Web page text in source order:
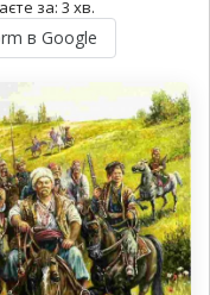
за: 3 хв.
в Google